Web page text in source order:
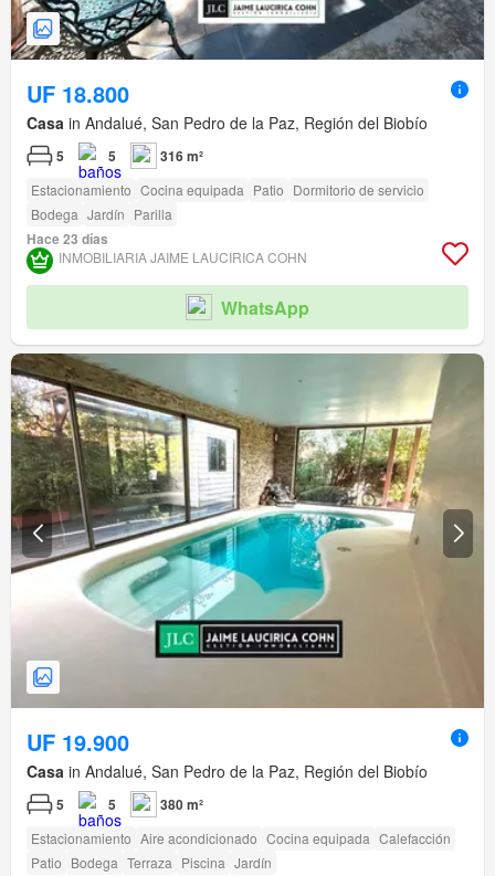
UF 18.800
Casa in Andalué, San Pedro de la Paz, Región del Biobío
5 5 316 m²
Estacionamiento Cocina equipada Patio Dormitorio de servicio
Bodega Jardín Parilla
Hace 23 días
INMOBILIARIA JAIME LAUCIRICA COHN
WhatsApp
UF 19.900
Casa in Andalué, San Pedro de la Paz, Región del Biobío
5 5 380 m²
Estacionamiento Aire acondicionado Cocina equipada Calefacción
Patio Bodega Terraza Piscina Jardín